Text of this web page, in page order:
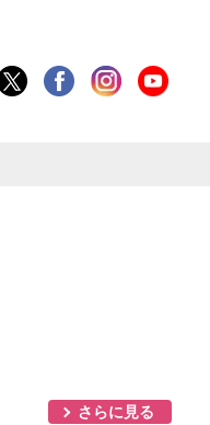
さらに見る